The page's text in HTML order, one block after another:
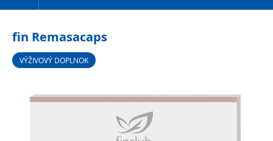
fin Remasacaps
VÝŽIVOVÝ DOPLNOK